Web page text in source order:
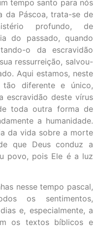
tempo santo para nós
da Páscoa, trata-se de
profundo, de
do passado, quando
o da escravidão
ressurreição, salvou-
Aqui estamos, neste
diferente e único,
escravidão deste vírus
toda outra forma de
a humanidade.
da vida sobre a morte
que Deus conduz a
povo, pois Ele é a luz
nesse tempo pascal,
os sentimentos,
e, especialmente, a
os textos bíblicos e